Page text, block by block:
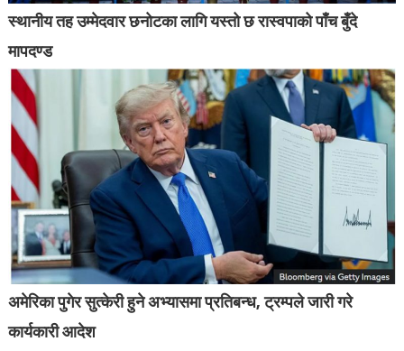
स्थानीय तह उम्मेदवार छनोटका लागि यस्तो छ रास्वपाको पाँच बुँदे
मापदण्ड
अमेरिका पुगेर सुत्केरी हुने अभ्यासमा प्रतिबन्ध, ट्रम्पले जारी गरे
कार्यकारी आदेश